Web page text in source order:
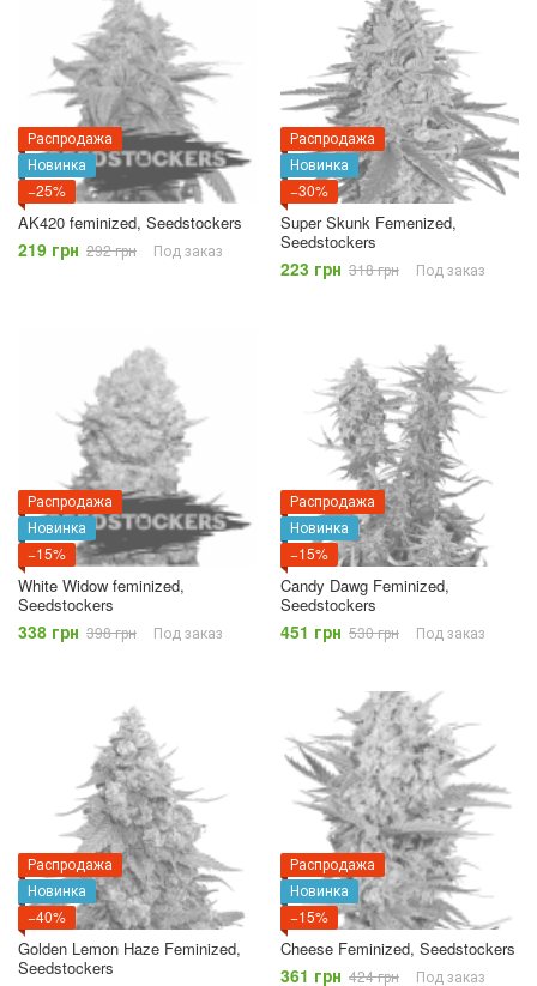
Распродажа
Новинка
−25%
AK420 feminized, Seedstockers
219 грн 292 грн Под заказ
Распродажа
Новинка
−30%
Super Skunk Femenized,
Seedstockers
223 грн 318 грн Под заказ
Распродажа
Новинка
−15%
White Widow feminized,
Seedstockers
338 грн 398 грн Под заказ
Распродажа
Новинка
−15%
Candy Dawg Feminized,
Seedstockers
451 грн 530 грн Под заказ
Распродажа
Новинка
−40%
Golden Lemon Haze Feminized,
Seedstockers
Распродажа
Новинка
−15%
Cheese Feminized, Seedstockers
361 грн 424 грн Под заказ